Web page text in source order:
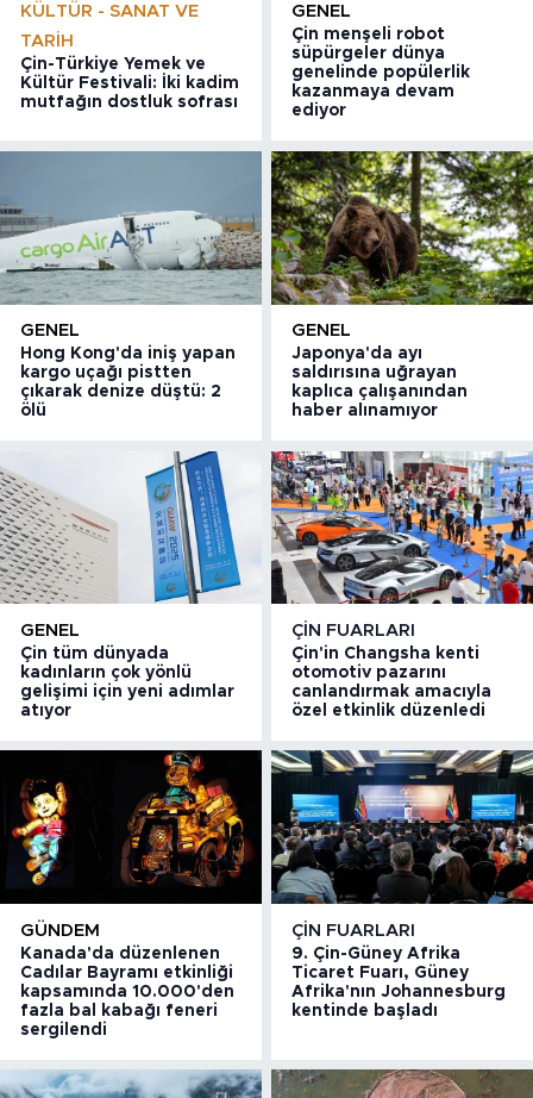
KÜLTÜR - SANAT VE
TARIH
Çin-Türkiye Yemek ve
Kültür Festivali: İki kadim
mutfağın dostluk sofrası
GENEL
Çin menşeli robot
süpürgeler dünya
genelinde popülerlik
kazanmaya devam
ediyor
GENEL
Hong Kong'da iniş yapan
kargo uçağı pistten
çıkarak denize düştü: 2
ölü
GENEL
Japonya'da ayı
saldırısına uğrayan
kaplıca çalışanından
haber alınamıyor
GENEL
Çin tüm dünyada
kadınların çok yönlü
gelişimi için yeni adımlar
atıyor
ÇIN FUARLARI
Çin'in Changsha kenti
otomotiv pazarını
canlandırmak amacıyla
özel etkinlik düzenledi
GÜNDEM
Kanada'da düzenlenen
Cadılar Bayramı etkinliği
kapsamında 10.000'den
fazla bal kabağı feneri
sergilendi
ÇIN FUARLARI
9. Çin-Güney Afrika
Ticaret Fuarı, Güney
Afrika'nın Johannesburg
kentinde başladı